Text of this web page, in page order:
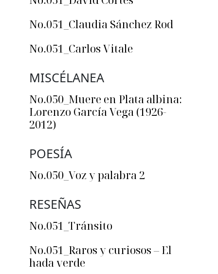
No.051_Claudia Sánchez Rod
No.051_Carlos Vitale
MISCÉLANEA
No.050_Muere en Plata albina:
Lorenzo García Vega (1926-
2012)
POESÍA
No.050_Voz y palabra 2
RESEÑAS
No.051_Tránsito
No.051_Raros y curiosos – El
hada verde